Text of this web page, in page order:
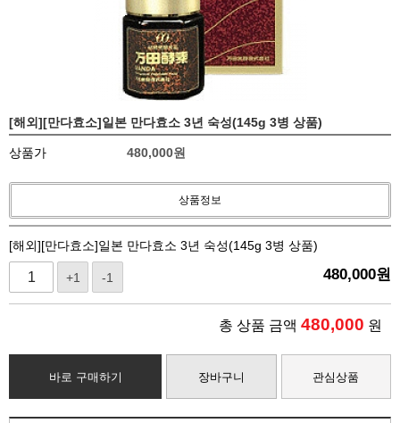
[해외][만다효소]일본 만다효소 3년 숙성(145g 3병 상품)
상품가 480,000원
상품정보
[해외][만다효소]일본 만다효소 3년 숙성(145g 3병 상품)
+1 -1 480,000원
총 상품 금액 480,000 원
바로 구매하기 장바구니 관심상품